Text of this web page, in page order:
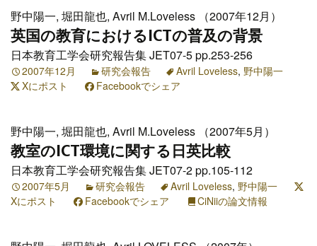
野中陽一, 堀田龍也, Avril M.Loveless （2007年12月）
英国の教育におけるICTの普及の背景
日本教育工学会研究報告集 JET07-5 pp.253-256
2007年12月 研究会報告 Avril Loveless, 野中陽一
Xにポスト
Facebookでシェア
野中陽一, 堀田龍也, Avril M.Loveless （2007年5月）
教室のICT環境に関する日英比較
日本教育工学会研究報告集 JET07-2 pp.105-112
2007年5月 研究会報告 Avril Loveless, 野中陽一
Xにポスト
Facebookでシェア CiNiiの論文情報